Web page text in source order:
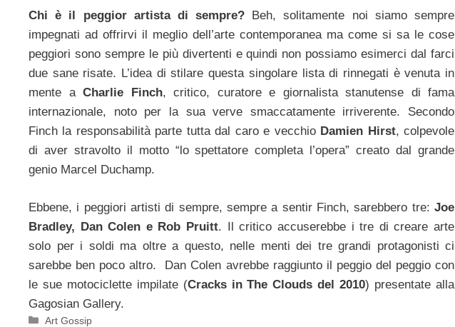
Chi è il peggior artista di sempre? Beh, solitamente noi siamo sempre
impegnati ad offrirvi il meglio dell’arte contemporanea ma come si sa le cose
peggiori sono sempre le più divertenti e quindi non possiamo esimerci dal farci
due sane risate. L’idea di stilare questa singolare lista di rinnegati è venuta in
mente a Charlie Finch, critico, curatore e giornalista stanutense di fama
internazionale, noto per la sua verve smaccatamente irriverente. Secondo
Finch la responsabilità parte tutta dal caro e vecchioDamien Hirst, colpevole
di aver stravolto il motto “lo spettatore completa l’opera” creato dal grande
genio Marcel Duchamp.
Ebbene, i peggiori artisti di sempre, sempre a sentir Finch, sarebbero tre: Joe
Bradley, Dan Colen e Rob Pruitt. Il critico accuserebbe i tre di creare arte
solo per i soldi ma oltre a questo, nelle menti dei tre grandi protagonisti ci
sarebbe ben poco altro. Dan Colen avrebbe raggiunto il peggio del peggio con
le sue motociclette impilate (Cracks in The Clouds del 2010) presentate alla
Gagosian Gallery.
Categorie
Art Gossip